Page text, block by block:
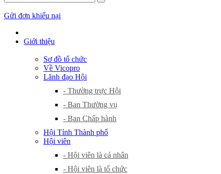
Gửi đơn khiếu nại
Giới thiệu
Sơ đồ tổ chức
Về Vicopro
Lãnh đạo Hội
- Thường trực Hội
- Ban Thường vụ
- Ban Chấp hành
Hội Tỉnh Thành phố
Hội viên
- Hội viên là cá nhân
- Hội viên là tổ chức